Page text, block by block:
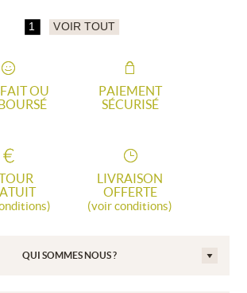
1 VOIR TOUT
OU
PAIEMENT
SÉCURISÉ
LIVRAISON
OFFERTE
(voir conditions)
QUI SOMMES NOUS ?